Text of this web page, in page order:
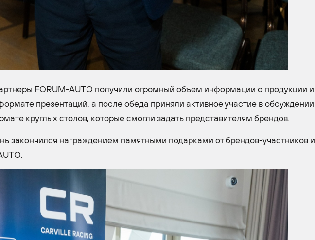
FORUM-AUTO получили огромный объем информации о продукции и
презентаций, а после обеда приняли активное участие в обсуждении
круглых столов, которые смогли задать представителям брендов.
закончился награждением памятными подарками от брендов-участников и